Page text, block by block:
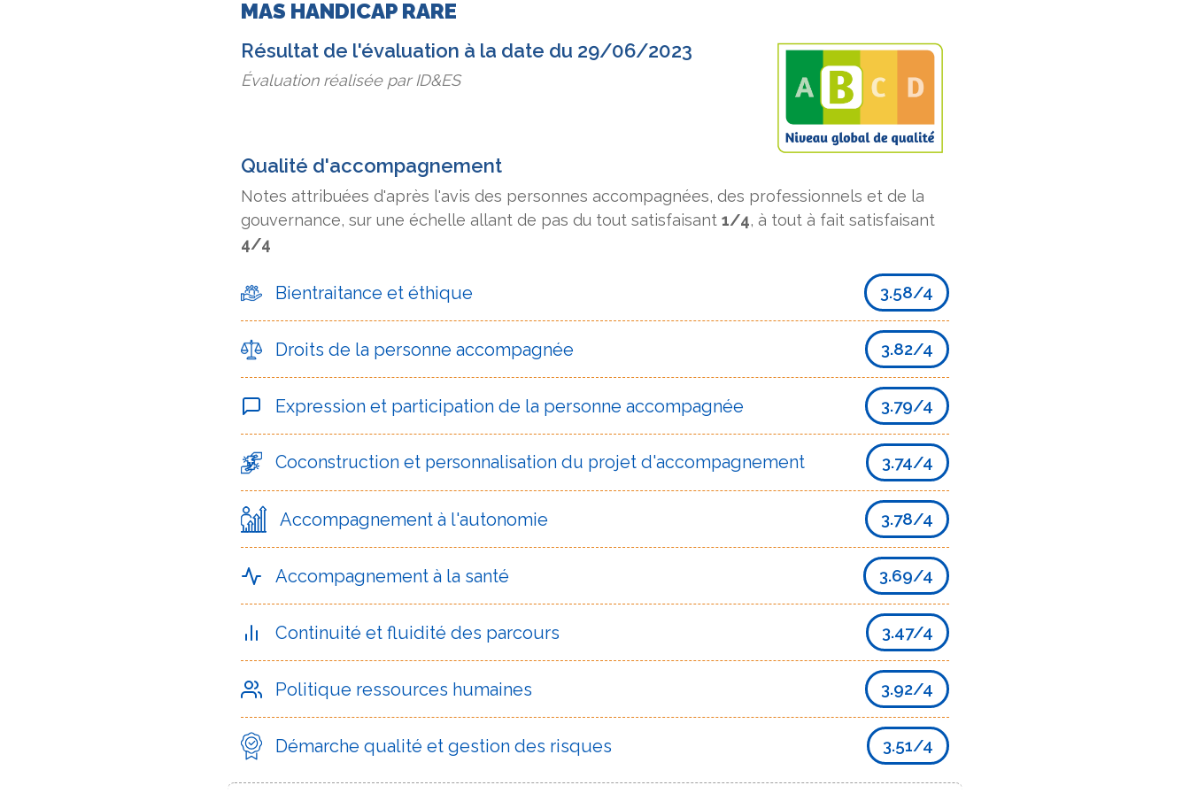
MAS HANDICAP RARE
Résultat de l'évaluation à la date du 29/06/2023
Évaluation réalisée par ID&ES
Qualité d'accompagnement
Notes attribuées d'après l'avis des personnes accompagnées, des professionnels et de la
gouvernance, sur une échelle allant de pas du tout satisfaisant 1/4, à tout à fait satisfaisant
4/4
Bientraitance et éthique 3.58/4
Droits de la personne accompagnée 3.82/4
Expression et participation de la personne accompagnée 3.79/4
Coconstruction et personnalisation du projet d'accompagnement 3.74/4
Accompagnement à l'autonomie 3.78/4
Accompagnement à la santé 3.69/4
Continuité et fluidité des parcours 3.47/4
Politique ressources humaines 3.92/4
Démarche qualité et gestion des risques 3.51/4